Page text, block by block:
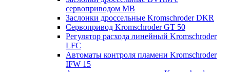
сервоприводом МВ
Заслонки дроссельные Kromschroder DKR
Cервопривод Kromschroder GT 50
Регулятор расхода линейный Kromschroder
LFC
Автоматы контроля пламени Kromschroder
IFW 15